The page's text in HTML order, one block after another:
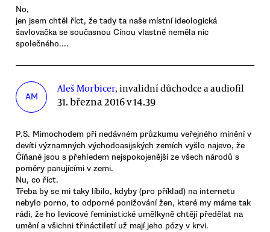
No,
jen jsem chtěl říct, že tady ta naše místní ideologická
šavlovačka se současnou Čínou vlastně neměla nic
společného....
AM
Aleš Morbicer, invalidní důchodce a audiofil
31. března 2016 v 14.39
P.S. Mimochodem při nedávném průzkumu veřejného mínění v
devíti významných východoasijských zemích vyšlo najevo, že
Číňané jsou s přehledem nejspokojenější ze všech národů s
poměry panujícími v zemi.
Nu, co říct.
Třeba by se mi taky líbilo, kdyby (pro příklad) na internetu
nebylo porno, to odporné ponižování žen, které my máme tak
rádi, že ho levicové feministické umělkyně chtějí předělat na
umění a všichni třináctiletí už mají jeho pózy v krvi.